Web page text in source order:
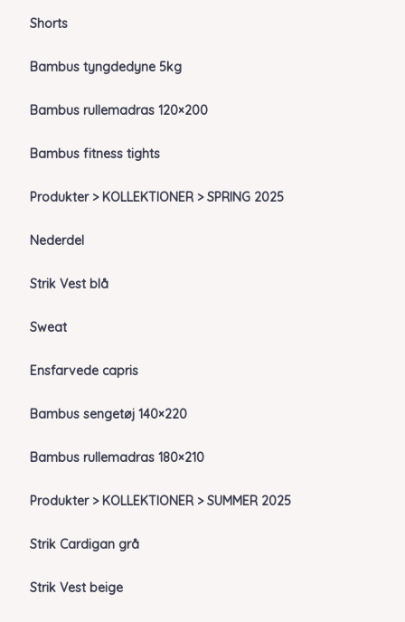
Shorts
Bambus tyngdedyne 5kg
Bambus rullemadras 120×200
Bambus fitness tights
Produkter > KOLLEKTIONER > SPRING 2025
Nederdel
Strik Vest blå
Sweat
Ensfarvede capris
Bambus sengetøj 140×220
Bambus rullemadras 180×210
Produkter > KOLLEKTIONER > SUMMER 2025
Strik Cardigan grå
Strik Vest beige